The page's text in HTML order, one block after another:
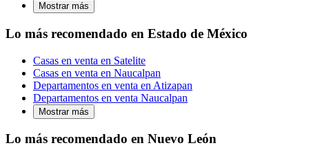
Mostrar más
Lo más recomendado en Estado de México
Casas en venta en Satelite
Casas en venta en Naucalpan
Departamentos en venta en Atizapan
Departamentos en venta Naucalpan
Mostrar más
Lo más recomendado en Nuevo León